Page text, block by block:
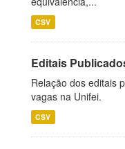
CSV
Editais
Relação dos editais
vagas na Unifei.
CSV